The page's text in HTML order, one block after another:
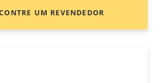
UM REVENDEDOR